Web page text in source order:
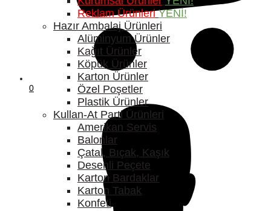
0
Reklam Ürünleri YENİ!
Hazır Ambalaj Ürünleri
Alüminyum Ürünler
Kağıt Ürünler
Köpük Ürünler
Karton Ürünler
Özel Poşetler
Plastik Ürünler
Kullan-At Parti Ürünleri
Amerikan Servis
Balonlar
Çatal, Bıçak, Kaşık
Desenli Peçete
Karton Bardaklar
Karton Tabak
Konfeti